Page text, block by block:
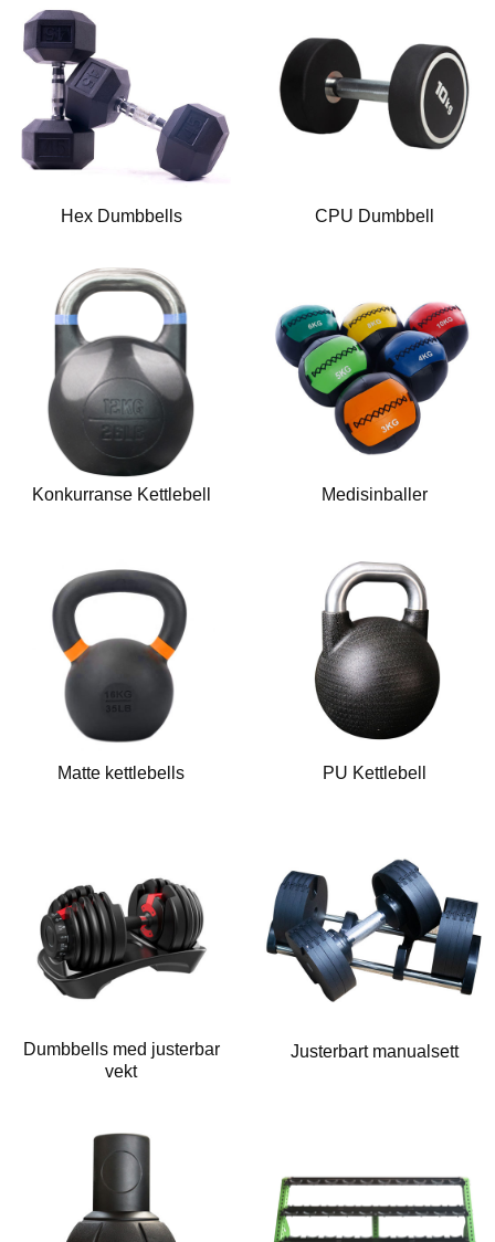
Hex Dumbbells CPU Dumbbell
Konkurranse Kettlebell Medisinballer
Matte kettlebells PU Kettlebell
Dumbbells med justerbar
vekt
Justerbart manualsett